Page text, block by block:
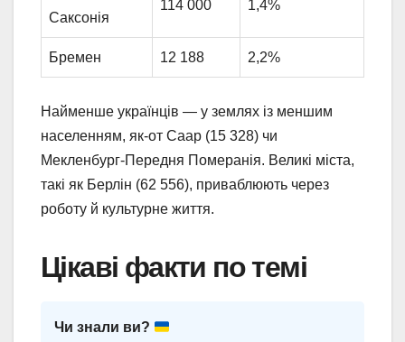
Саксонія
114 000 1,4%
Бремен 12 188 2,2%
Найменше українців — у землях із меншим
населенням, як-от Саар (15 328) чи
Мекленбург-Передня Померанія. Великі міста,
такі як Берлін (62 556), приваблюють через
роботу й культурне життя.
Цікаві факти по темі
Чи знали ви?